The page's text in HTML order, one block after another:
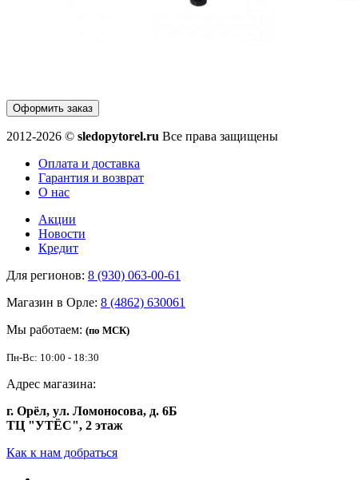
Оформить заказ
2012-2026 © sledopytorel.ru Все права защищены
Оплата и доставка
Гарантия и возврат
О нас
Акции
Новости
Кредит
Для регионов: 8 (930) 063-00-61
Магазин в Орле: 8 (4862) 630061
Мы работаем: (по МСК)
Пн-Вс: 10:00 - 18:30
Адрес магазина:
г. Орёл, ул. Ломоносова, д. 6Б
ТЦ "УТЁС", 2 этаж
Как к нам добраться